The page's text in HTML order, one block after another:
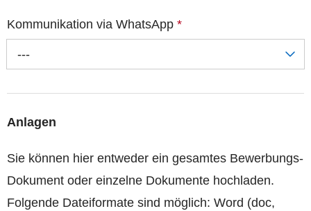
Kommunikation via WhatsApp *
---
Anlagen
Sie können hier entweder ein gesamtes Bewerbungs-
Dokument oder einzelne Dokumente hochladen.
Folgende Dateiformate sind möglich: Word (doc,